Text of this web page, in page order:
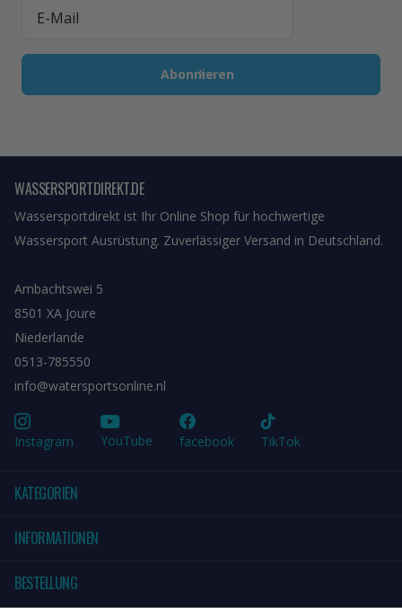
Abonnieren
WASSERSPORTDIREKT.DE
Wassersportdirekt ist Ihr Online Shop für hochwertige
Wassersport Ausrüstung. Zuverlässiger Versand in Deutschland.
Ambachtswei 5
8501 XA Joure
Niederlande
0513-785550
info@watersportsonline.nl
Instagram YouTube facebook TikTok
KATEGORIEN
INFORMATIONEN
BESTELLUNG